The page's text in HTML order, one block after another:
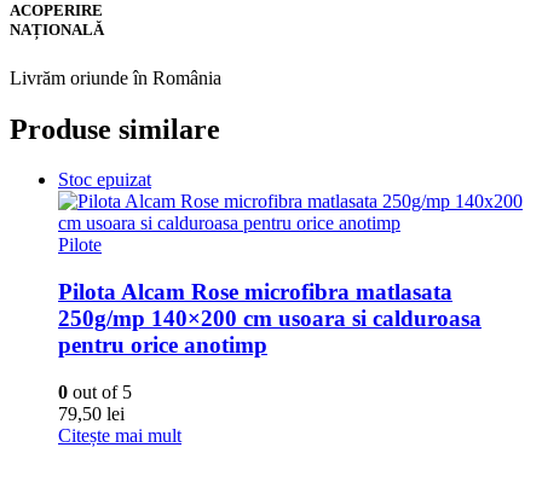
ACOPERIRE
NAȚIONALĂ
Livrăm oriunde în România
Produse similare
Stoc epuizat
Pilote
Pilota Alcam Rose microfibra matlasata
250g/mp 140×200 cm usoara si calduroasa
pentru orice anotimp
0 out of 5
79,50 lei
Citește mai mult